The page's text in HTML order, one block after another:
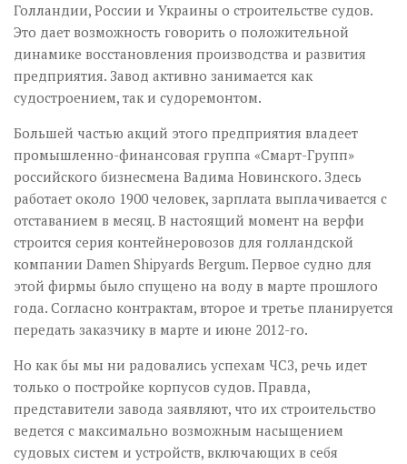
Голландии, России и Украины о строительстве судов.
Это дает возможность говорить о положительной
динамике восстановления производства и развития
предприятия. Завод активно занимается как
судостроением, так и судоремонтом.
Большей частью акций этого предприятия владеет
промышленно-финансовая группа «Смарт-Групп»
российского бизнесмена Вадима Новинского. Здесь
работает около 1900 человек, зарплата выплачивается с
отставанием в месяц. В настоящий момент на верфи
строится серия контейнеровозов для голландской
компании Damen Shipyards Bergum. Первое судно для
этой фирмы было спущено на воду в марте прошлого
года. Согласно контрактам, второе и третье планируется
передать заказчику в марте и июне 2012-го.
Но как бы мы ни радовались успехам ЧСЗ, речь идет
только о постройке корпусов судов. Правда,
представители завода заявляют, что их строительство
ведется с максимально возможным насыщением
судовых систем и устройств, включающих в себя